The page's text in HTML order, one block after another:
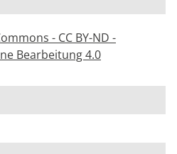
- CC BY-ND -
Bearbeitung 4.0